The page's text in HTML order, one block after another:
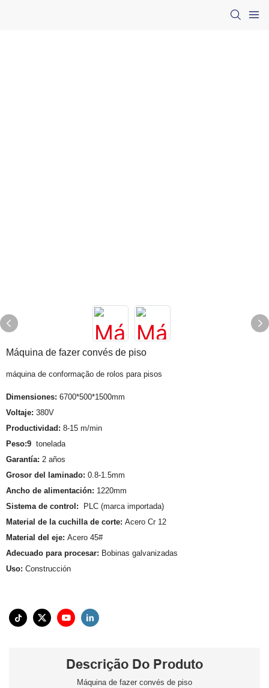
Máquina de fazer convés de piso
máquina de conformação de rolos para pisos
Dimensiones: 6700*500*1500mm
Voltaje: 380V
Productividad: 8-15 m/min
Peso:9 tonelada
Garantía: 2 años
Grosor del laminado: 0.8-1.5mm
Ancho de alimentación: 1220mm
Sistema de control:
PLC (marca importada)
Material de la cuchilla de corte: Acero Cr 12
Material del eje: Acero 45#
Adecuado para procesar: Bobinas galvanizadas
Uso: Construcción
Descrição Do Produto
Máquina de fazer convés de piso